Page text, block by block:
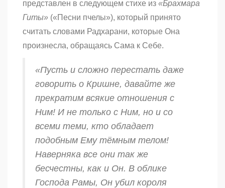
представлен в следующем стихе из «Брахмара
Гиты» («Песни пчелы»), который принято
считать словами Радхарани, которые Она
произнесла, обращаясь Сама к Себе.
«Пусть и сложно перестать даже
говорить о Кришне, давайте же
прекратим всякие отношения с
Ним! И не только с Ним, но и со
всеми теми, кто обладает
подобным Ему тёмным телом!
Наверняка все они так же
бесчестны, как и Он. В облике
Господа Рамы, Он убил короля